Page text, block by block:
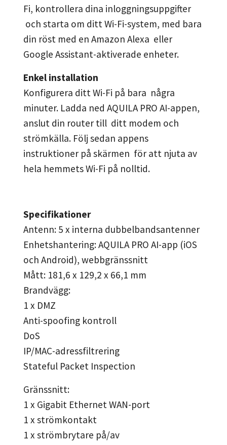
Fi, kontrollera dina inloggningsuppgifter
och starta om ditt Wi-Fi-system, med bara
din röst med en Amazon Alexa eller
Google Assistant-aktiverade enheter.
Enkel installation
Konfigurera ditt Wi-Fi på bara några
minuter. Ladda ned AQUILA PRO AI-appen,
anslut din router till ditt modem och
strömkälla. Följ sedan appens
instruktioner på skärmen för att njuta av
hela hemmets Wi-Fi på nolltid.
Specifikationer
Antenn: 5 x interna dubbelbandsantenner
Enhetshantering: AQUILA PRO AI-app (iOS
och Android), webbgränssnitt
Mått: 181,6 x 129,2 x 66,1 mm
Brandvägg:
1 x DMZ
Anti-spoofing kontroll
DoS
IP/MAC-adressfiltrering
Stateful Packet Inspection
Gränssnitt:
1 x Gigabit Ethernet WAN-port
1 x strömkontakt
1 x strömbrytare på/av